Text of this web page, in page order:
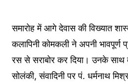
समारोह में आगे देवास की विख्यात
कलापिनी कोमकली ने अपनी भावपूर्ण
रस से सराबोर कर दिया। उनके साथ
सोलंकी, संवादिनी पर पं. धर्मनाथ